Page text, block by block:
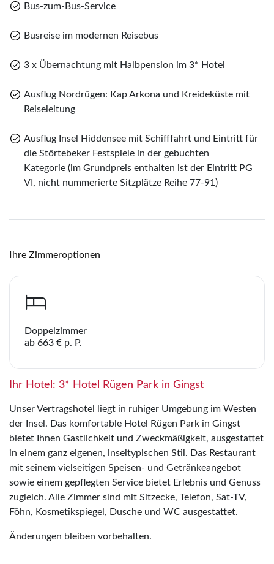
gespeichert
WhatsApp
Telegram
per E-Mail senden
Link kopieren
Bus-zum-Bus-Service
Busreise im modernen Reisebus
3 x Übernachtung mit Halbpension im 3* Hotel
Ausflug Nordrügen: Kap Arkona und Kreideküste mit
Reiseleitung
Ausflug Insel Hiddensee mit Schifffahrt und Eintritt für
die Störtebeker Festspiele in der gebuchten
Kategorie (im Grundpreis enthalten ist der Eintritt PG
VI, nicht nummerierte Sitzplätze Reihe 77-91)
Ihre Zimmeroptionen
Doppelzimmer
ab 663 € p. P.
Ihr Hotel: 3* Hotel Rügen Park in Gingst
Unser Vertragshotel liegt in ruhiger Umgebung im Westen
der Insel. Das komfortable Hotel Rügen Park in Gingst
bietet Ihnen Gastlichkeit und Zweckmäßigkeit, ausgestattet
in einem ganz eigenen, inseltypischen Stil. Das Restaurant
mit seinem vielseitigen Speisen- und Getränkeangebot
sowie einem gepflegten Service bietet Erlebnis und Genuss
zugleich. Alle Zimmer sind mit Sitzecke, Telefon, Sat-TV,
Föhn, Kosmetikspiegel, Dusche und WC ausgestattet.
Änderungen bleiben vorbehalten.